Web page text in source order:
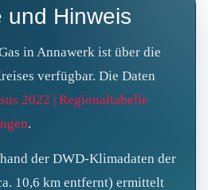
und Hinweis
in Annawerk ist über die
verfügbar. Die Daten
2022 | Regionaltabelle
.
der DWD‑Klimadaten der
10,6 km entfernt) ermittelt